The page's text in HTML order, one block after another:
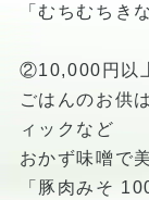
「むちむちき
②10,000円以
ごはんのお供
ィックなど
おかず味噌で
「豚肉みそ